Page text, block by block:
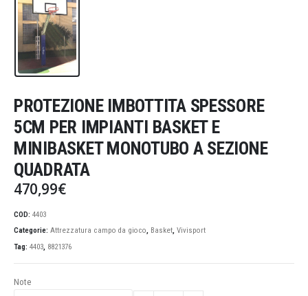
PROTEZIONE IMBOTTITA SPESSORE
5CM PER IMPIANTI BASKET E
MINIBASKET MONOTUBO A SEZIONE
QUADRATA
470,99€
COD: 4403
Categorie: Attrezzatura campo da gioco, Basket, Vivisport
Tag: 4403, 8821376
Note